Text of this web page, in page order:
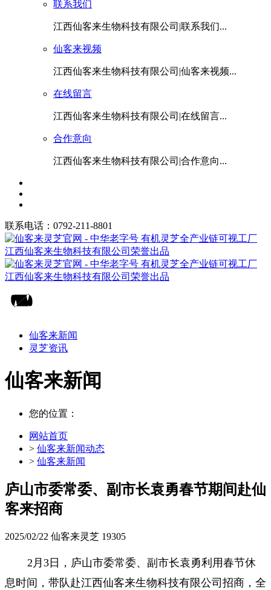
联系我们
江西仙客来生物科技有限公司|联系我们...
仙客来视频
江西仙客来生物科技有限公司|仙客来视频...
在线留言
江西仙客来生物科技有限公司|在线留言...
合作意向
江西仙客来生物科技有限公司|合作意向...
联系电话：0792-211-8801
仙客来新闻
灵芝资讯
仙客来新闻
您的位置：
网站首页
> 仙客来新闻动态
> 仙客来新闻
庐山市委常委、副市长袁勇春节期间赴仙
客来招商
2025/02/22 仙客来灵芝 19305
2月3日，庐山市委常委、副市长袁勇利用春节休
息时间，带队赴江西仙客来生物科技有限公司招商，全